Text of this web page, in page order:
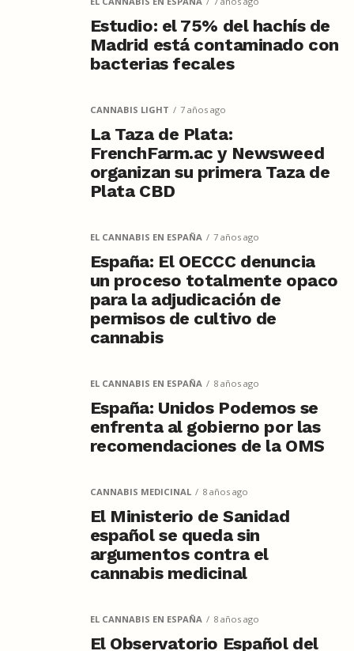
Estudio: el 75% del hachís de
Madrid está contaminado con
bacterias fecales
CANNABIS LIGHT 7 años ago
La Taza de Plata:
FrenchFarm.ac y Newsweed
organizan su primera Taza de
Plata CBD
EL CANNABIS EN ESPAÑA 7 años ago
España: El OECCC denuncia
un proceso totalmente opaco
para la adjudicación de
permisos de cultivo de
cannabis
EL CANNABIS EN ESPAÑA 8 años ago
España: Unidos Podemos se
enfrenta al gobierno por las
recomendaciones de la OMS
CANNABIS MEDICINAL 8 años ago
El Ministerio de Sanidad
español se queda sin
argumentos contra el
cannabis medicinal
EL CANNABIS EN ESPAÑA 8 años ago
El Observatorio Español del